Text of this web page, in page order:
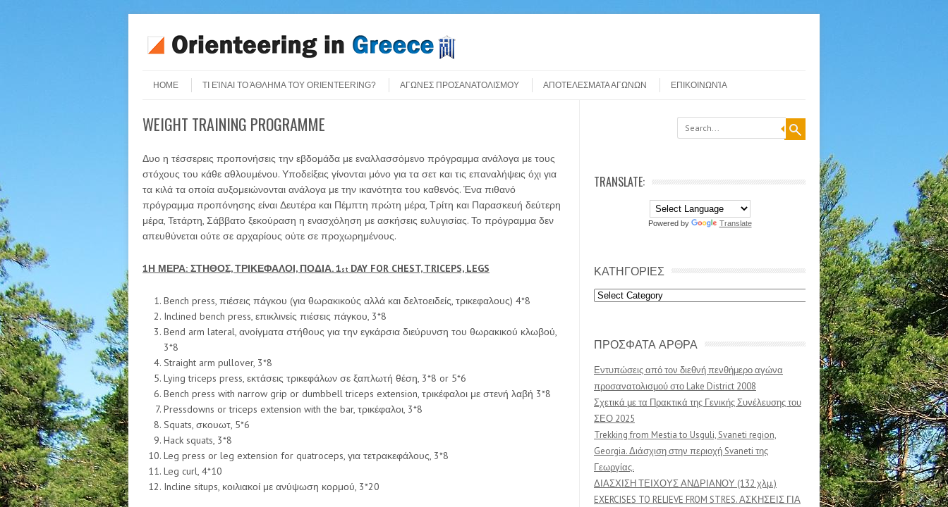
Menu
HOME
ΤΙ ΕΊΝΑΙ ΤΟ ΆΘΛΗΜΑ ΤΟΥ ORIENTEERING? ΑΓΩΝΕΣ ΠΡΟΣΑΝΑΤΟΛΙΣΜΟΥ ΑΠΟΤΕΛΕΣΜΑΤΑ ΑΓΩΝΩΝ ΕΠΙΚΟΙΝΩΝΊΑ
WEIGHT TRAINING PROGRAMME
Δυο η τέσσερεις προπονήσεις την εβδομάδα με εναλλασσόμενο πρόγραμμα ανάλογα με τους
στόχους του κάθε αθλουμένου. Υποδείξεις γίνονται μόνο για τα σετ και τις επαναλήψεις όχι για
τα κιλά τα οποία αυξομειώνονται ανάλογα με την ικανότητα του καθενός. Ένα πιθανό
πρόγραμμα προπόνησης είναι Δευτέρα και Πέμπτη πρώτη μέρα, Τρίτη και Παρασκευή δεύτερη
μέρα, Τετάρτη, Σάββατο ξεκούραση η ενασχόληση με ασκήσεις ευλυγισίας. Το πρόγραμμα δεν
απευθύνεται ούτε σε αρχαρίους ούτε σε προχωρημένους.
1Η ΜΕΡΑ: ΣΤΗΘΟΣ, ΤΡΙΚΕΦΑΛΟΙ, ΠΟΔΙΑ. 1st DAY FOR CHEST, TRICEPS, LEGS
Bench press, πιέσεις πάγκου (για θωρακικούς αλλά και δελτοειδείς, τρικεφαλους) 4*8
Inclined bench press, επικλινείς πιέσεις πάγκου, 3*8
Bend arm lateral, ανοίγματα στήθους για την εγκάρσια διεύρυνση του θωρακικού κλωβού,
3*8
Straight arm pullover, 3*8
Lying triceps press, εκτάσεις τρικεφάλων σε ξαπλωτή θέση, 3*8 or 5*6
Bench press with narrow grip or dumbbell triceps extension, τρικέφαλοι με στενή λαβή 3*8
Pressdowns or triceps extension with the bar, τρικέφαλοι, 3*8
Squats, σκουωτ, 5*6
Hack squats, 3*8
Leg press or leg extension for quatroceps, για τετρακεφάλους, 3*8
Leg curl, 4*10
Incline situps, κοιλιακοί με ανύψωση κορμού, 3*20
TRANSLATE:
Powered by Translate
ΚΑΤΗΓΟΡΙΕΣ
Κατηγοριες
ΠΡΟΣΦΑΤΑ ΑΡΘΡΑ
Εντυπώσεις από τον διεθνή πενθήμερο αγώνα
προσανατολισμού στο Lake District 2008
Σχετικά με τα Πρακτικά της Γενικής Συνέλευσης του
ΣΕΟ 2025
Trekking from Mestia to Usguli, Svaneti region,
Georgia. Διάσχιση στην περιοχή Svaneti της
Γεωργίας.
ΔΙΑΣΧΙΣΗ ΤΕΙΧΟΥΣ ΑΝΔΡΙΑΝΟΥ (132 χλμ.)
EXERCISES TO RELIEVE FROM STRES. ΑΣΚΗΣΕΙΣ ΓΙΑ